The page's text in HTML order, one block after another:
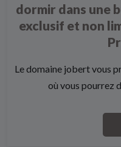
dormir dans une
exclusif et non
Le domaine jobert vous
où vous pourrez